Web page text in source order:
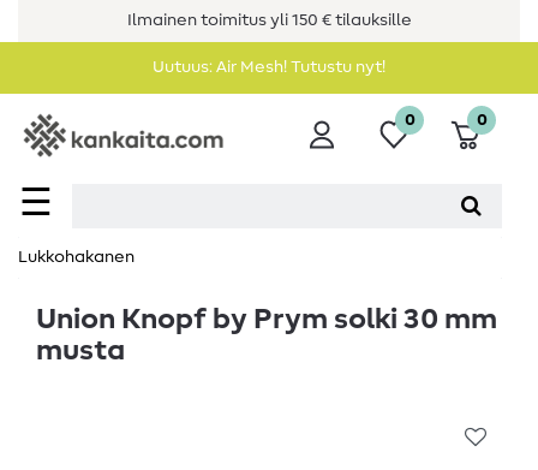
Ilmainen toimitus yli 150 € tilauksille
Uutuus: Air Mesh! Tutustu nyt!
☰
0 0
Lukkohakanen
Union Knopf by Prym solki 30 mm
musta